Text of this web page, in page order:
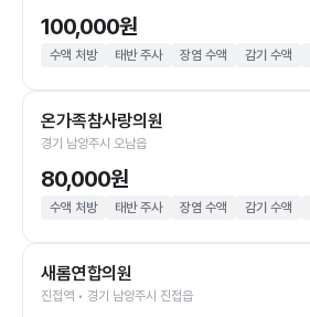
100,000원
수액 처방 태반 주사 장염 수액 감기 수액
온가족참사랑의원
경기 남양주시 오남읍
80,000원
수액 처방 태반 주사 장염 수액 감기 수액
새롬연합의원
진접역 • 경기 남양주시 진접읍